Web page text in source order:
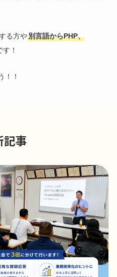
る方や別言語からPHP、
！
！！
記事